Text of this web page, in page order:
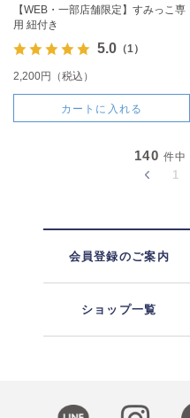
【WEB・一部店舗限定】すみっこ専
用 紐付き
5.0（1）
2,200円（税込）
カートに入れる
140 件中
1
会員登録のご案内
ショップ一覧